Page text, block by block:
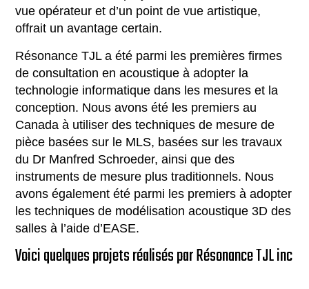
vue opérateur et d’un point de vue artistique,
offrait un avantage certain.
Résonance TJL a été parmi les premières firmes
de consultation en acoustique à adopter la
technologie informatique dans les mesures et la
conception. Nous avons été les premiers au
Canada à utiliser des techniques de mesure de
pièce basées sur le MLS, basées sur les travaux
du Dr Manfred Schroeder, ainsi que des
instruments de mesure plus traditionnels. Nous
avons également été parmi les premiers à adopter
les techniques de modélisation acoustique 3D des
salles à l’aide d’EASE.
Voici quelques projets réalisés par Résonance TJL inc